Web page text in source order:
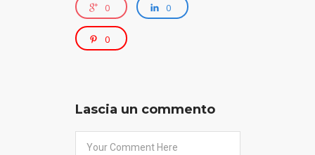
0 0
0
Lascia un commento